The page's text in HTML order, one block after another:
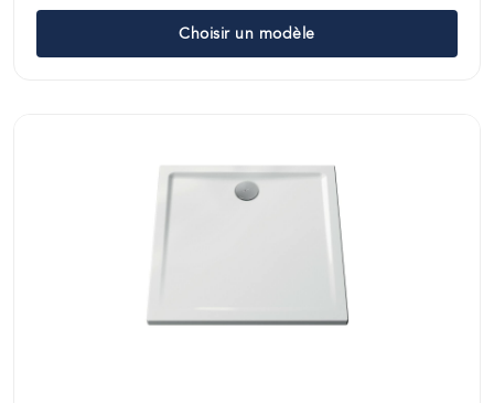
Choisir un modèle